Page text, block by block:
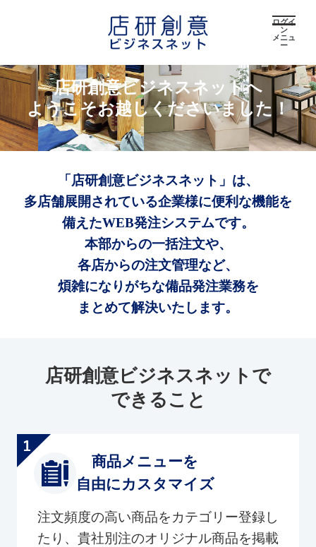
ログイ
ン
メニュ
ー
店研創意ビジネスネットへ
ようこそお越しくださいました！
「店研創意ビジネスネット」は、
多店舗展開されている企業様に便利な機能を
備えたWEB発注システムです。
本部からの一括注文や、
各店からの注文管理など、
煩雑になりがちな備品発注業務を
まとめて解決いたします。
店研創意ビジネスネットで
できること
商品メニューを
自由にカスタマイズ
注文頻度の高い商品をカテゴリー登録し
たり、貴社別注のオリジナル商品を掲載